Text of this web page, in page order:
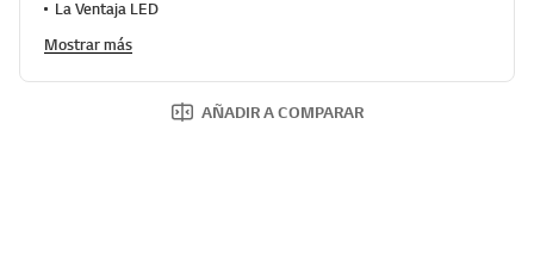
n
a
.
La Ventaja LED
Mostrar más
AÑADIR A COMPARAR